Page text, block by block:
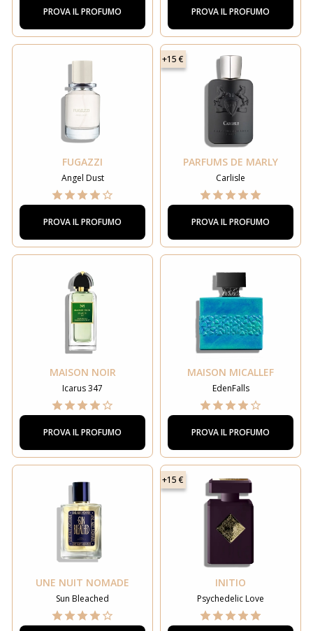
PROVA IL PROFUMO PROVA IL PROFUMO
FUGAZZI
Angel Dust
PROVA IL PROFUMO
+15 €
PARFUMS DE MARLY
Carlisle
PROVA IL PROFUMO
MAISON NOIR
Icarus 347
PROVA IL PROFUMO
MAISON MICALLEF
EdenFalls
PROVA IL PROFUMO
UNE NUIT NOMADE
Sun Bleached
+15 €
INITIO
Psychedelic Love